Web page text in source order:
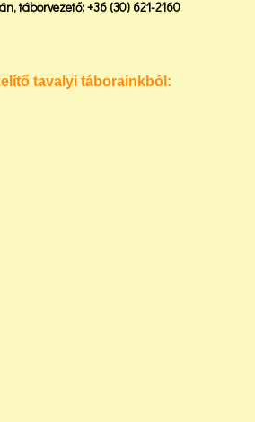
táborvezető: +36 (30) 621-2160
tavalyi táborainkból: